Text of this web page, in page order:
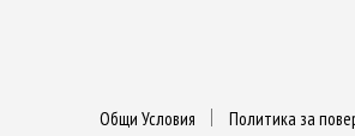
Общи Условия Политика за